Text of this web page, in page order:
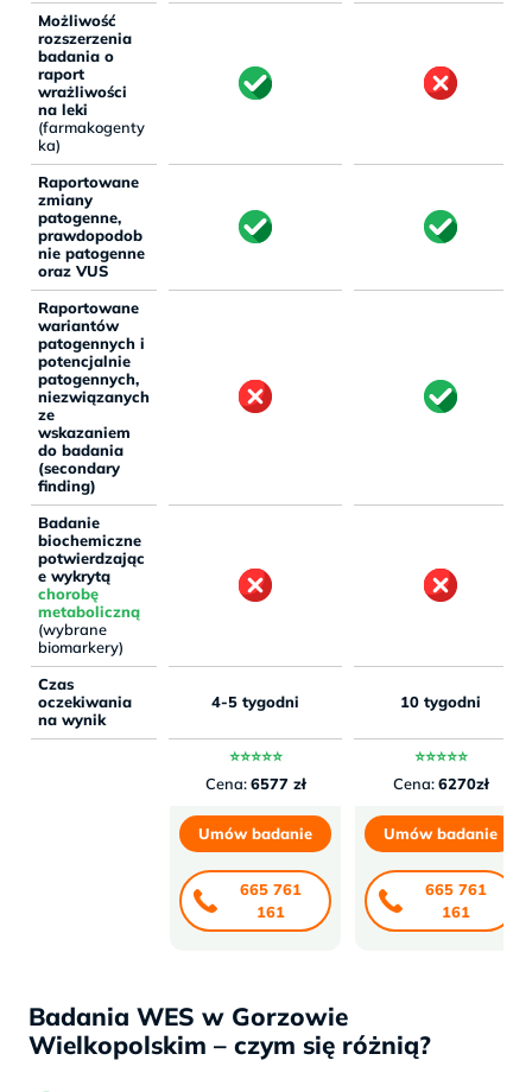
Możliwość
rozszerzenia
badania o
raport
wrażliwości
na leki
(farmakogenty
ka)
Raportowane
zmiany
patogenne,
prawdopodob
nie patogenne
oraz VUS
Raportowane
wariantów
patogennych i
potencjalnie
patogennych,
niezwiązanych
ze
wskazaniem
do badania
(secondary
finding)
Badanie
biochemiczne
potwierdzając
e wykrytą
chorobę
metaboliczną
(wybrane
biomarkery)
Czas
oczekiwania
na wynik
4-5 tygodni 10 tygodni
⭐⭐⭐⭐⭐
Cena:6577 zł
⭐⭐⭐⭐⭐
Cena:6270zł
Umów badanie
665 761
161
Umów badanie
665 761
161
Badania WES w Gorzowie
Wielkopolskim – czym się różnią?